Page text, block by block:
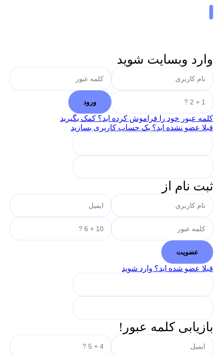
وارد وبسایت شوید
کلمه عبور خود را فراموش کرده اید؟ کمک بگیرید
قبلا عضو نشده اید؟ یک حساب کاربری بسازید
ثبت نام از
قبلا عضو شده اید؟ وارد شوید
بازیابی کلمه عبور!